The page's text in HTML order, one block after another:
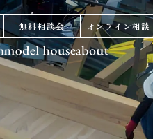
無料相談会 オンライン相談